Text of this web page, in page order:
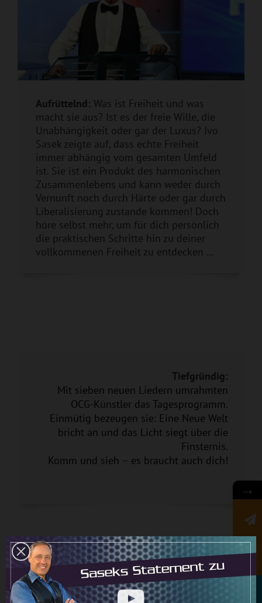
Aufrüttelnd: Was ist Freiheit und was
macht sie aus? Ist es der freie Wille, die
Unabhängigkeit oder gar der Luxus? Ivo
Sasek zeigte auf, dass echte Freiheit
immer abhängig vom gesamten Umfeld
ist. Sie ist ein Produkt des harmonischen
Zusammenlebens und kann weder durch
Vernunft noch durch Härte oder gar durch
Liberalisierung zustande kommen! Doch
höre selbst mehr, um für dich persönlich
die praktischen Schritte hin zu deiner
vollkommenen Freiheit zu entdecken …
Tiefgründig:
Mit sieben neuen Liedern umrahmten
OCG-Künstler das Tagesprogramm.
Einmütig bezeugen sie: Eine Neue Welt
bricht an und das Licht siegt über die
Finsternis.
Komm und sieh – es braucht auch dich!
→
Newsletter